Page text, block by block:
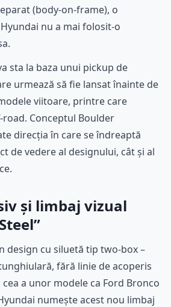
(body-on-frame), o
nu a mai folosit-o
sta la baza unui pickup de
urmează să fie lansat înainte de
viitoare, printre care
Conceptul Boulder
direcția în care se îndreaptă
de vedere al designului, cât și al
și limbaj vizual
design cu siluetă tip two-box –
fără linie de acoperis
a unor modele ca Ford Bronco
numește acest nou limbaj